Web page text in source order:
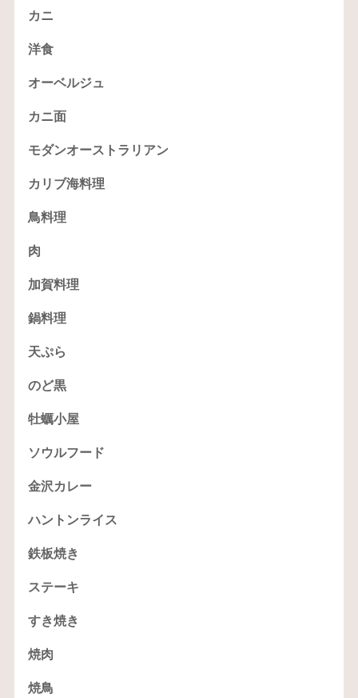
カニ
洋食
オーベルジュ
カニ面
モダンオーストラリアン
カリブ海料理
鳥料理
肉
加賀料理
鍋料理
天ぷら
のど黒
牡蠣小屋
ソウルフード
金沢カレー
ハントンライス
鉄板焼き
ステーキ
すき焼き
焼肉
焼鳥